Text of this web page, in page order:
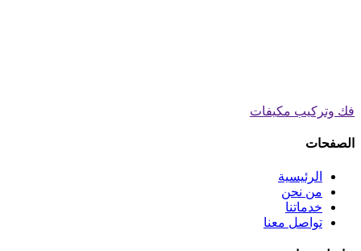
فك وتركيب مكيفات
الصفحات
الرئيسية
من نحن
خدماتنا
تواصل معنا